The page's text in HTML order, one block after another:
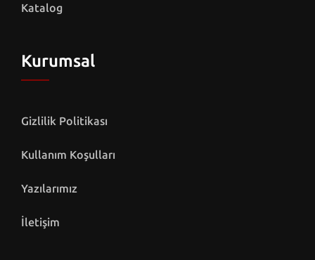
Katalog
Kurumsal
Gizlilik Politikası
Kullanım Koşulları
Yazılarımız
İletişim